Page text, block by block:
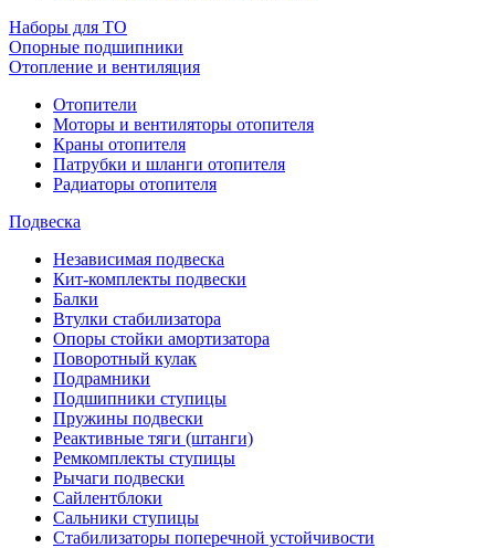
Наборы для ТО
Опорные подшипники
Отопление и вентиляция
Отопители
Моторы и вентиляторы отопителя
Краны отопителя
Патрубки и шланги отопителя
Радиаторы отопителя
Подвеска
Независимая подвеска
Кит-комплекты подвески
Балки
Втулки стабилизатора
Опоры стойки амортизатора
Поворотный кулак
Подрамники
Подшипники ступицы
Пружины подвески
Реактивные тяги (штанги)
Ремкомплекты ступицы
Рычаги подвески
Сайлентблоки
Сальники ступицы
Стабилизаторы поперечной устойчивости